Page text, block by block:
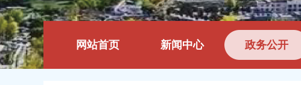
网站首页 新闻中心 政务公开